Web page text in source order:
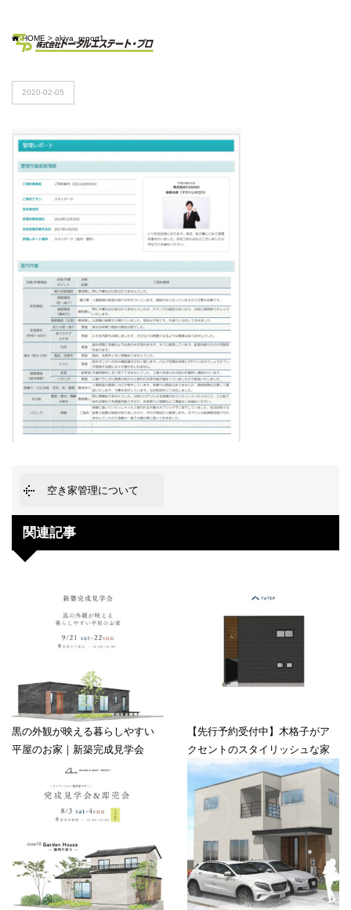
HOME > akiya_report1
2020-02-05
空き家管理について
関連記事
黒の外観が映える暮らしやすい
平屋のお家｜新築完成見学会
【先行予約受付中】木格子がア
クセントのスタイリッシュな家